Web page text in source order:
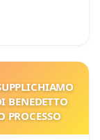
BENEDETTO
PROCESSO